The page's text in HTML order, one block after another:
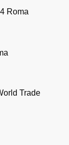
Roma
Trade